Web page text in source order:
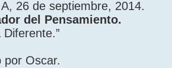
26 de septiembre, 2014.
del Pensamiento.
Diferente.”
por Oscar.